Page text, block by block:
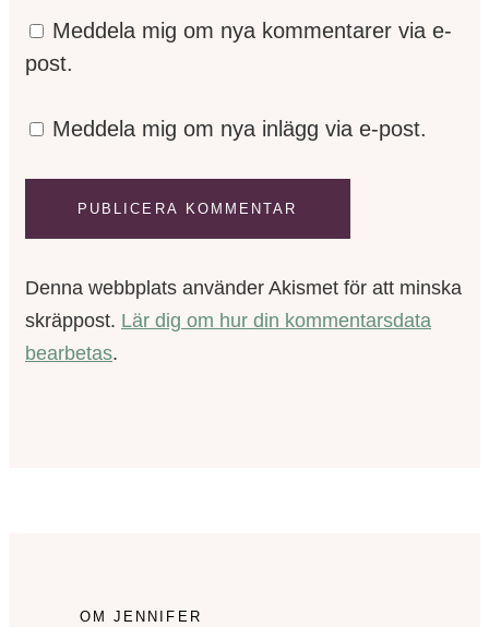
Meddela mig om nya kommentarer via e-
post.
Meddela mig om nya inlägg via e-post.
Denna webbplats använder Akismet för att minska
skräppost. Lär dig om hur din kommentarsdata
bearbetas.
OM JENNIFER